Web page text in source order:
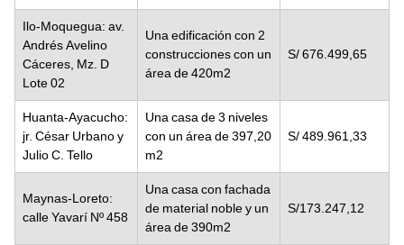
Ilo-Moquegua: av.
Andrés Avelino
Cáceres, Mz. D
Lote 02
Una edificación con 2
construcciones con un
área de 420m2
S/ 676.499,65
Huanta-Ayacucho:
jr. César Urbano y
Julio C. Tello
Una casa de 3 niveles
con un área de 397,20
m2
S/ 489.961,33
Maynas-Loreto:
calle Yavarí Nº 458
Una casa con fachada
de material noble y un
área de 390m2
S/173.247,12